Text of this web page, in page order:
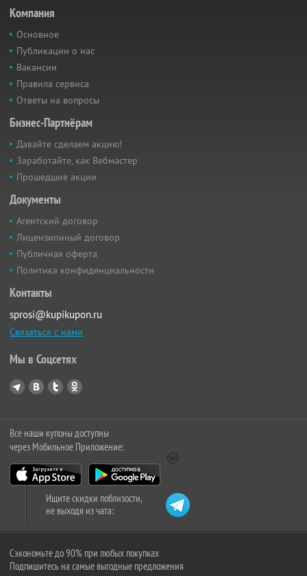
Компания
Основное
Публикации о нас
Вакансии
Правила сервиса
Ответы на вопросы
Бизнес-Партнёрам
Давайте сделаем акцию!
Заработайте, как Вебмастер
Прошедшие акции
Документы
Агентский договор
Лицензионный договор
Публичная оферта
Политика конфиденциальности
Контакты
sprosi@kupikupon.ru
Связаться с нами
Мы в Соцсетях
Все наши купоны доступны
через Мобильное Приложение:
Ищите скидки поблизости,
не выходя из чата:
Сэкономьте до 90% при любых покупках
Подпишитесь на самые выгодные предложения